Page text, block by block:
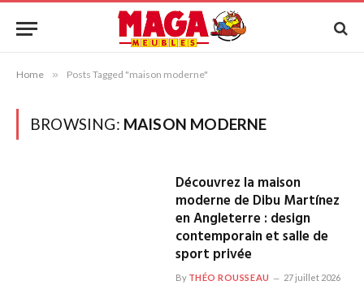
Home » Posts Tagged "maison moderne"
BROWSING: MAISON MODERNE
Découvrez la maison
moderne de Dibu Martínez
en Angleterre : design
contemporain et salle de
sport privée
By THÉO ROUSSEAU 27 juillet 2026